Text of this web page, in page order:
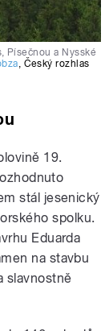
Písečnou a Nysské
, Český rozhlas
19.
stál jesenický
spolku.
Eduarda
na stavbu
slavnostně